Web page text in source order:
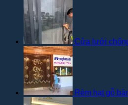
Cửa lưới
Rèm hạt gỗ